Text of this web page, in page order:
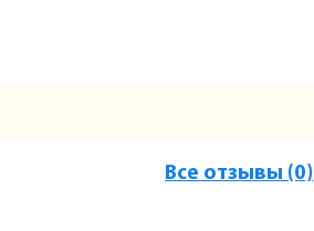
Все отзывы (0)